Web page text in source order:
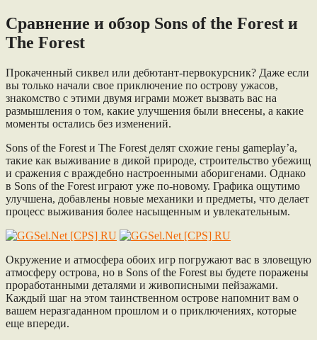
Сравнение и обзор Sons of the Forest и
The Forest
Прокаченный сиквел или дебютант-первокурсник? Даже если
вы только начали свое приключение по острову ужасов,
знакомство с этими двумя играми может вызвать вас на
размышления о том, какие улучшения были внесены, а какие
моменты остались без изменений.
Sons of the Forest и The Forest делят схожие гены gameplay’а,
такие как выживание в дикой природе, строительство убежищ
и сражения с враждебно настроенными аборигенами. Однако
в Sons of the Forest играют уже по-новому. Графика ощутимо
улучшена, добавлены новые механики и предметы, что делает
процесс выживания более насыщенным и увлекательным.
Окружение и атмосфера обоих игр погружают вас в зловещую
атмосферу острова, но в Sons of the Forest вы будете поражены
проработанными деталями и живописными пейзажами.
Каждый шаг на этом таинственном острове напомнит вам о
вашем неразгаданном прошлом и о приключениях, которые
еще впереди.